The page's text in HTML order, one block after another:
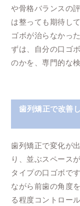
や骨格バランスの
は整っても期待し
ゴボが治らなかっ
ずは、自分の口ゴ
のかを、専門的な
歯列矯正で改善
歯列矯正で変化が
り、並ぶスペース
タイプの口ゴボで
ながら前歯の角度
る程度コントロー